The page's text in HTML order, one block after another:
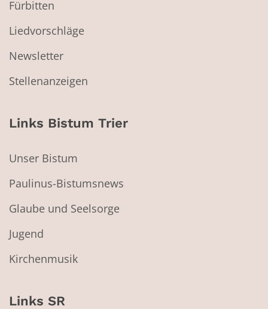
Fürbitten
Liedvorschläge
Newsletter
Stellenanzeigen
Links Bistum Trier
Unser Bistum
Paulinus-Bistumsnews
Glaube und Seelsorge
Jugend
Kirchenmusik
Links SR